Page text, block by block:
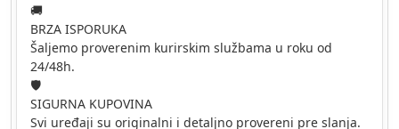
🚚
BRZA ISPORUKA
Šaljemo proverenim kurirskim službama u roku od
24/48h.
🛡️
SIGURNA KUPOVINA
Svi uređaji su originalni i detaljno provereni pre slanja.